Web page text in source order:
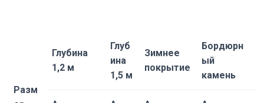
Разм
Глубина
1,2 м
Глуб
ина
1,5 м
Зимнее
покрытие
Бордюрн
ый
камень